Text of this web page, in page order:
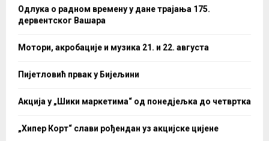
Одлука о радном времену у дане трајања 175.
дервентског Вашара
Мотори, акробације и музика 21. и 22. августа
Пијетловић првак у Бијељини
Акција у „Шики маркетима“ од понедјељка до четвртка
„Хипер Корт“ слави рођендан уз акцијске цијене